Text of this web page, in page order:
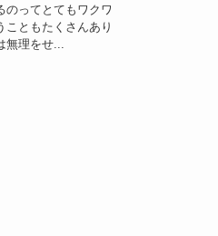
のってとてもワクワ
こともたくさんあり
無理をせ...